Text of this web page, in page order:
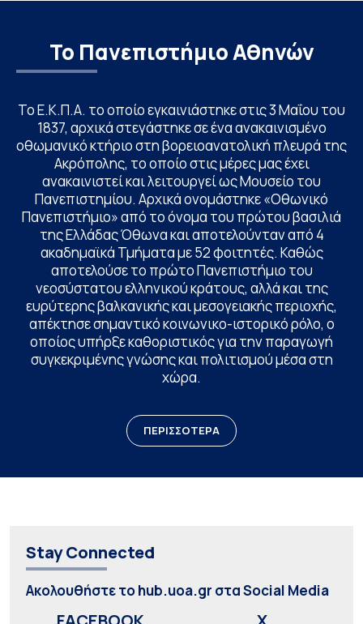
Το Πανεπιστήμιο Αθηνών
Το Ε.Κ.Π.Α. το οποίο εγκαινιάστηκε στις 3 Μαΐου του
1837, αρχικά στεγάστηκε σε ένα ανακαινισμένο
οθωμανικό κτήριο στη βορειοανατολική πλευρά της
Ακρόπολης, το οποίο στις μέρες μας έχει
ανακαινιστεί και λειτουργεί ως Μουσείο του
Πανεπιστημίου. Αρχικά ονομάστηκε «Οθωνικό
Πανεπιστήμιο» από το όνομα του πρώτου βασιλιά
της Ελλάδας Όθωνα και αποτελούνταν από 4
ακαδημαϊκά Τμήματα με 52 φοιτητές. Καθώς
αποτελούσε το πρώτο Πανεπιστήμιο του
νεοσύστατου ελληνικού κράτους, αλλά και της
ευρύτερης βαλκανικής και μεσογειακής περιοχής,
απέκτησε σημαντικό κοινωνικο-ιστορικό ρόλο, ο
οποίος υπήρξε καθοριστικός για την παραγωγή
συγκεκριμένης γνώσης και πολιτισμού μέσα στη
χώρα.
ΠΕΡΙΣΣΟΤΕΡΑ
Stay Connected
Ακολουθήστε το hub.uoa.gr στα Social Media